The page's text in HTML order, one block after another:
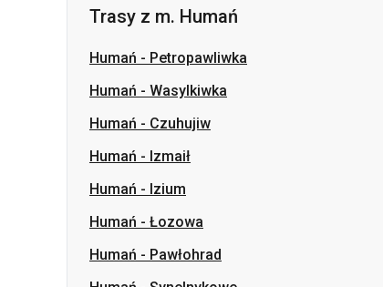
Humań - Czuhujiw
Humań-Izmaił
Humań-Izium
Humań-Łozowa
Humań-Pawłohrad
Humań-Synelnykowe
Humań-Kramatorsk
Humań-Słowiańsk